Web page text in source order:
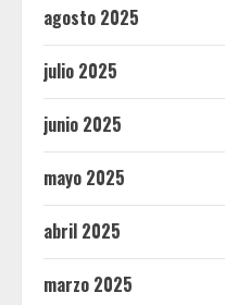
agosto 2025
julio 2025
junio 2025
mayo 2025
abril 2025
marzo 2025